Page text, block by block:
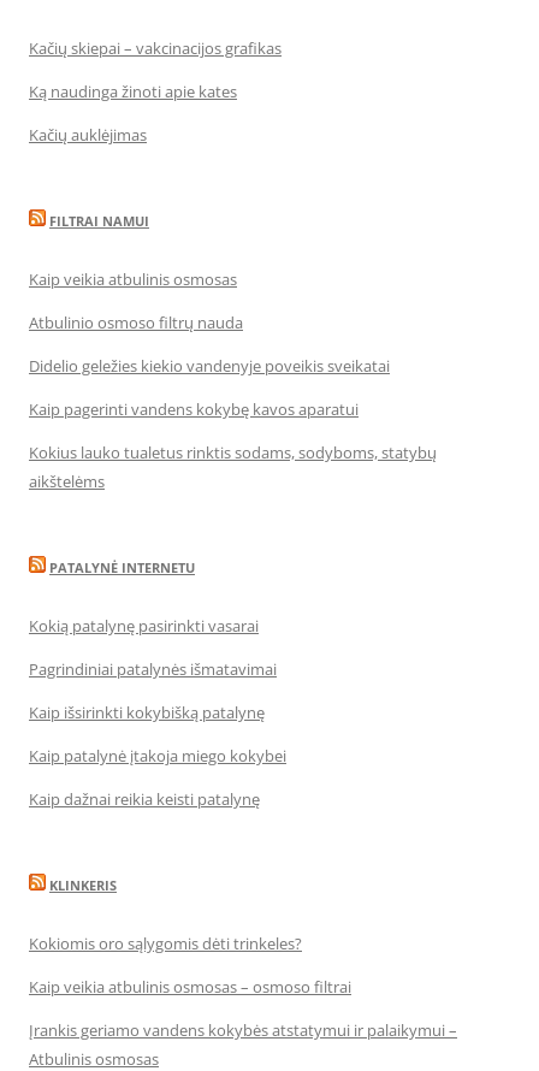
Kačių skiepai – vakcinacijos grafikas
Ką naudinga žinoti apie kates
Kačių auklėjimas
FILTRAI NAMUI
Kaip veikia atbulinis osmosas
Atbulinio osmoso filtrų nauda
Didelio geležies kiekio vandenyje poveikis sveikatai
Kaip pagerinti vandens kokybę kavos aparatui
Kokius lauko tualetus rinktis sodams, sodyboms, statybų
aikštelėms
PATALYNĖ INTERNETU
Kokią patalynę pasirinkti vasarai
Pagrindiniai patalynės išmatavimai
Kaip išsirinkti kokybišką patalynę
Kaip patalynė įtakoja miego kokybei
Kaip dažnai reikia keisti patalynę
KLINKERIS
Kokiomis oro sąlygomis dėti trinkeles?
Kaip veikia atbulinis osmosas – osmoso filtrai
Įrankis geriamo vandens kokybės atstatymui ir palaikymui –
Atbulinis osmosas